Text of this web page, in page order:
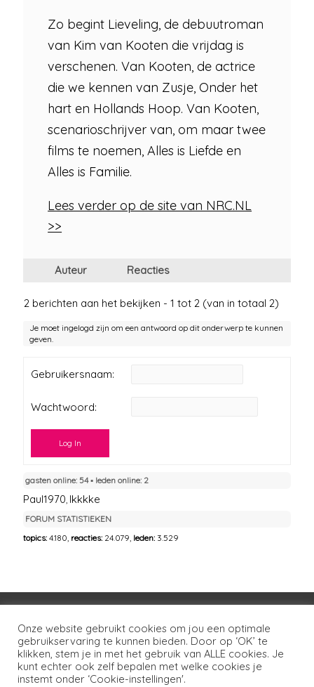
Zo begint Lieveling, de debuutroman
van Kim van Kooten die vrijdag is
verschenen. Van Kooten, de actrice
die we kennen van Zusje, Onder het
hart en Hollands Hoop. Van Kooten,
scenarioschrijver van, om maar twee
films te noemen, Alles is Liefde en
Alles is Familie.
Lees verder op de site van NRC.NL
>>
Auteur Reacties
2 berichten aan het bekijken - 1 tot 2 (van in totaal 2)
Je moet ingelogd zijn om een antwoord op dit onderwerp te kunnen
geven.
Gebruikersnaam:
Wachtwoord:
Log In
gasten online: 54 ▪︎ leden online: 2
Paul1970, Ikkkke
FORUM STATISTIEKEN
topics:4.180, reacties: 24.079, leden: 3.529
Voorwaarden Huisregels
Privacybeleid
Disclaimer
Over LSG Ons netwerk Contact
Copyright © 2026 Lotgenoten Seksueel Geweld
Onze website gebruikt cookies om jou een optimale
gebruikservaring te kunnen bieden. Door op ‘OK’ te
klikken, stem je in met het gebruik van ALLE cookies. Je
kunt echter ook zelf bepalen met welke cookies je
instemt onder ‘Cookie-instellingen'.